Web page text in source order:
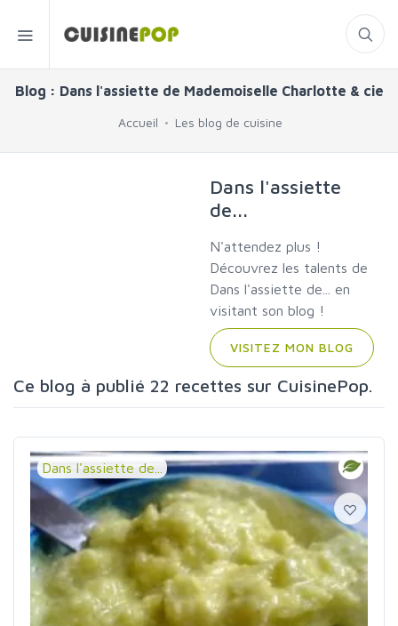
Blog : Dans l'assiette de Mademoiselle Charlotte & cie
Accueil Les blog de cuisine
Dans l'assiette
de...
N'attendez plus !
Découvrez les talents de
Dans l'assiette de... en
visitant son blog !
VISITEZ MON BLOG
Ce blog à publié 22 recettes sur CuisinePop.
Dans l'assiette de...